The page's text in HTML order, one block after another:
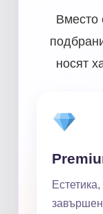
Вместо
носят